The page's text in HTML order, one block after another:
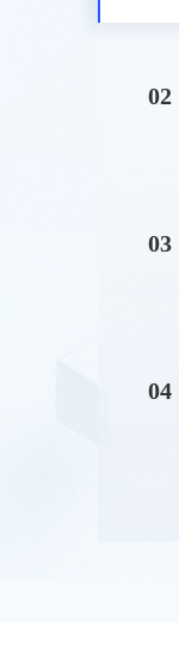
02
03
04